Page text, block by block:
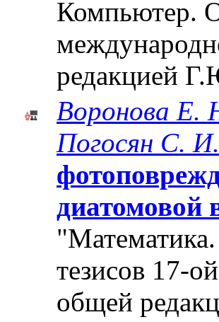
Компьютер.
редакцией
Воронова Е.
Погосян С. И.
диатомовой
тезисов 17-
общей